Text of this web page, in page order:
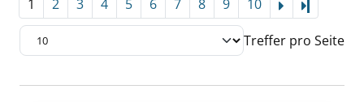
1 2 3 4 5 6 7 8 9 10
Treffer pro Seite